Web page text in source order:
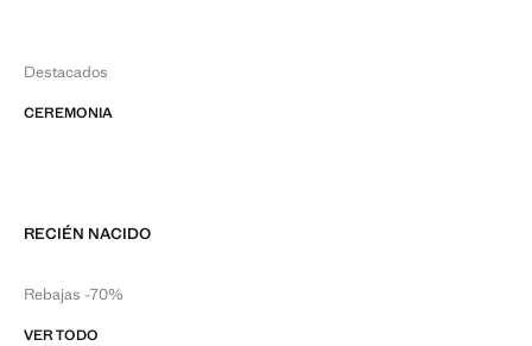
Destacados
CEREMONIA
RECIÉN NACIDO
Rebajas -70%
VER TODO